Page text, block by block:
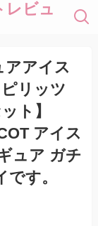
レビュ
アアイス
リッツ
ト】
アイス
ュア ガチ
す。